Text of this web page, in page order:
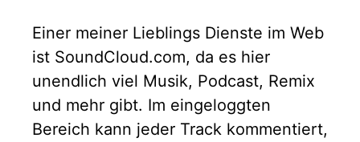
Einer meiner Lieblings Dienste im Web
ist SoundCloud.com, da es hier
unendlich viel Musik, Podcast, Remix
und mehr gibt. Im eingeloggten
Bereich kann jeder Track kommentiert,